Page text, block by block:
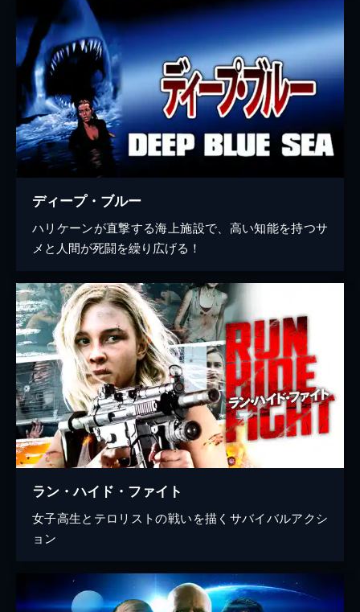
ディープ・ブルー
ハリケーンが直撃する海上施設で、高い知能を持つサ
メと人間が死闘を繰り広げる！
ラン・ハイド・ファイト
女子高生とテロリストの戦いを描くサバイバルアクシ
ョン